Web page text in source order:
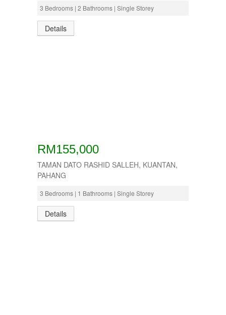
3 Bedrooms | 2 Bathrooms | Single Storey
Details
RM155,000
TAMAN DATO RASHID SALLEH, KUANTAN,
PAHANG
3 Bedrooms | 1 Bathrooms | Single Storey
Details